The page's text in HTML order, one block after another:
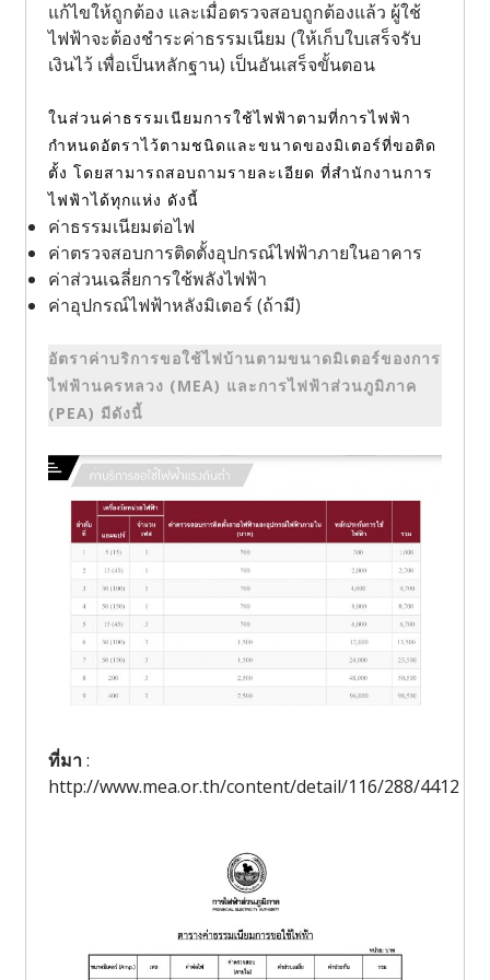
แก้ไขให้ถูกต้อง และเมื่อตรวจสอบถูกต้องแล้ว ผู้ใช้
ไฟฟ้าจะต้องชำระค่าธรรมเนียม (ให้เก็บใบเสร็จรับ
เงินไว้ เพื่อเป็นหลักฐาน) เป็นอันเสร็จขั้นตอน
ในส่วนค่าธรรมเนียมการใช้ไฟฟ้าตามที่การไฟฟ้า
กำหนดอัตราไว้ตามชนิดและขนาดของมิเตอร์ที่ขอติด
ตั้ง โดยสามารถสอบถามรายละเอียด ที่สำนักงานการ
ไฟฟ้าได้ทุกแห่ง ดังนี้
ค่าธรรมเนียมต่อไฟ
ค่าตรวจสอบการติดตั้งอุปกรณ์ไฟฟ้าภายในอาคาร
ค่าส่วนเฉลี่ยการใช้พลังไฟฟ้า
ค่าอุปกรณ์ไฟฟ้าหลังมิเตอร์ (ถ้ามี)
อัตราค่าบริการขอใช้ไฟบ้านตามขนาดมิเตอร์ของการ
ไฟฟ้านครหลวง (MEA) และการไฟฟ้าส่วนภูมิภาค
(PEA) มีดังนี้
ที่มา:
http://www.mea.or.th/content/detail/116/288/4412